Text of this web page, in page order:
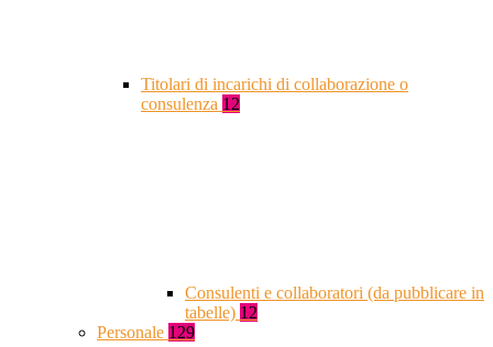
Titolari di incarichi di collaborazione o
consulenza 12
Consulenti e collaboratori (da pubblicare in
tabelle) 12
Personale 129